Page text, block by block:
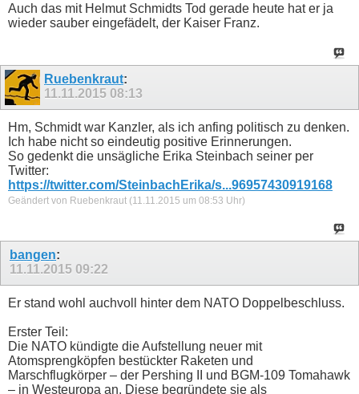
Auch das mit Helmut Schmidts Tod gerade heute hat er ja
wieder sauber eingefädelt, der Kaiser Franz.
Ruebenkraut:
11.11.2015 08:13
Hm, Schmidt war Kanzler, als ich anfing politisch zu denken.
Ich habe nicht so eindeutig positive Erinnerungen.
So gedenkt die unsägliche Erika Steinbach seiner per
Twitter:
https://twitter.com/SteinbachErika/s...96957430919168
Geändert von Ruebenkraut (11.11.2015 um 08:53 Uhr)
bangen:
11.11.2015 09:22
Er stand wohl auchvoll hinter dem NATO Doppelbeschluss.
Erster Teil:
Die NATO kündigte die Aufstellung neuer mit
Atomsprengköpfen bestückter Raketen und
Marschflugkörper – der Pershing II und BGM-109 Tomahawk
– in Westeuropa an. Diese begründete sie als